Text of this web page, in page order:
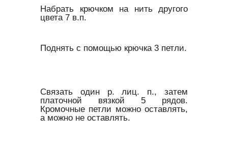
Набрать крючком на нить другого
цвета 7 в.п.
Поднять с помощью крючка 3 петли.
Связать один р. лиц. п., затем
платочной вязкой 5 рядов.
Кромочные петли можно оставлять,
а можно не оставлять.